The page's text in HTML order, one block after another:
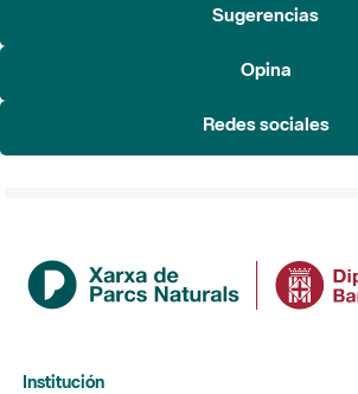
Sugerencias
Opina
Redes sociales
Institución